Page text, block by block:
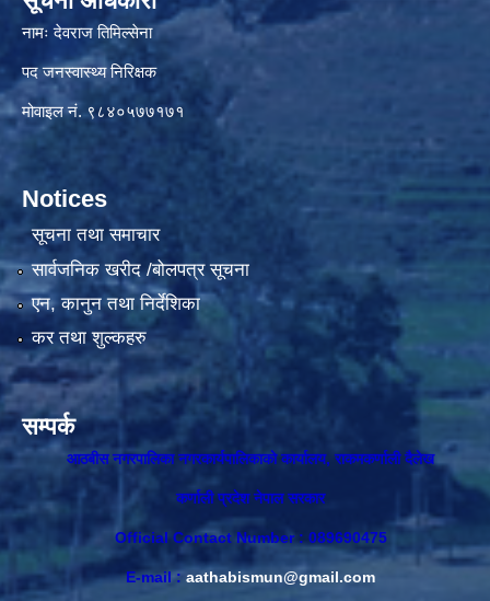
नामः देवराज तिमिल्सेना
पद जनस्वास्थ्य निरिक्षक
मोवाइल नं. ९८४०५७७१७१
Notices
सूचना तथा समाचार
सार्वजनिक खरीद /बोलपत्र सूचना
एन, कानुन तथा निर्देशिका
कर तथा शुल्कहरु
सम्पर्क
आठबीस नगरपालिका नगरकार्यपालिकाकाे कार्यालय, राकमकर्णाली दैलेख
कर्णाली प्रदेश नेपाल सरकार
Official Contact Number : 089690475
E-mail : aathabismun@gmail.com